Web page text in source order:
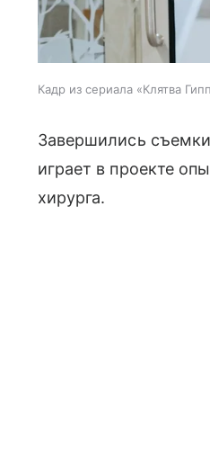
Кадр из сериала «Клятва
Завершились
играет в проекте
хирурга.